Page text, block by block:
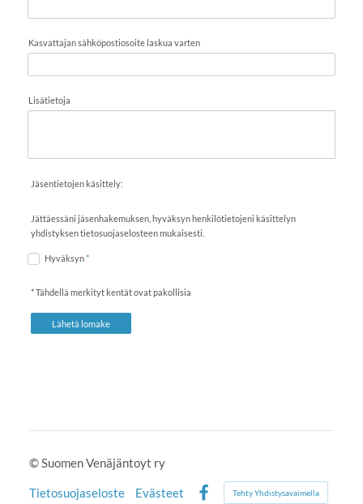
Kasvattajan sähköpostiosoite laskua varten
Lisätietoja
Jäsentietojen käsittely:
Jättäessäni jäsenhakemuksen, hyväksyn henkilötietojeni käsittelyn
yhdistyksen tietosuojaselosteen mukaisesti.
Hyväksyn*
* Tähdellä merkityt kentät ovat pakollisia
Lähetä lomake
©Suomen Venäjäntoyt ry
Tietosuojaseloste
Evästeet
Tehty Yhdistysavaimella